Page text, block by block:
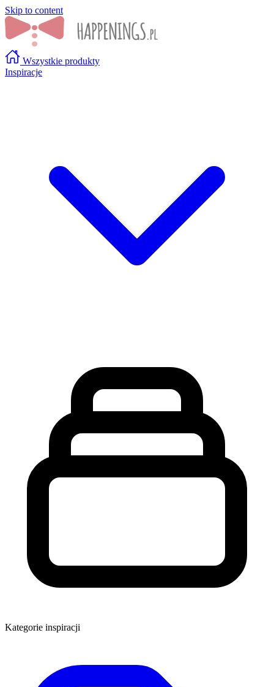
Skip to content
Wszystkie produkty
Inspiracje
Kategorie inspiracji